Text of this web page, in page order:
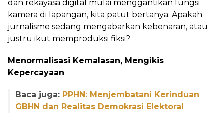
dan rekayasa digital mulai menggantikan fungsi
kamera di lapangan, kita patut bertanya: Apakah
jurnalisme sedang mengabarkan kebenaran, atau
justru ikut memproduksi fiksi?
Menormalisasi Kemalasan, Mengikis
Kepercayaan
Baca juga: PPHN: Menjembatani Kerinduan
GBHN dan Realitas Demokrasi Elektoral